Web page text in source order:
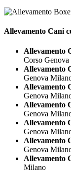
Allevamento Cani
Allevamento
Corso
Allevamento
Genova
Allevamento
Genova
Allevamento
Genova
Allevamento
Genova
Allevamento
Genova
Allevamento
Milano